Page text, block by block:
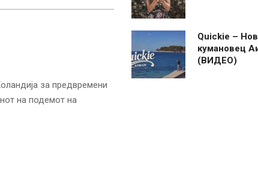
за предвремени
на подемот на
Quickie –
кумановец
(ВИДЕО)